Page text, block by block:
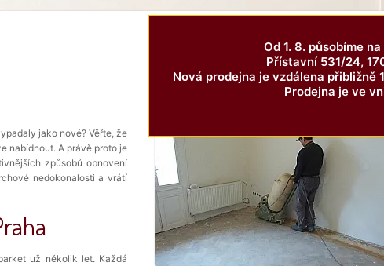
Od 1. 8. působíme
Přístavní 531/24,
Nová prodejna je vzdálena přibližně
Prodejna je ve
jako nové? Věřte, že
nabídnout. A právě proto je
způsobů obnovení
nedokonalosti a vrátí
už několik let. Každá